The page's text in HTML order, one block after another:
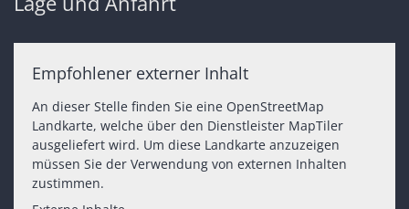
Empfohlener externer Inhalt
An dieser Stelle finden Sie eine OpenStreetMap
Landkarte, welche über den Dienstleister MapTiler
ausgeliefert wird. Um diese Landkarte anzuzeigen
müssen Sie der Verwendung von externen Inhalten
zustimmen.